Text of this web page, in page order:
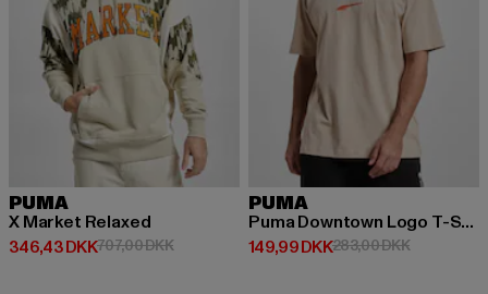
PUMA
X Market Relaxed
346,43 DKK
Nuværende pris: 346,43 DKK
707,00 DKKKampagnepris: 707,00 DKK
PUMA
Puma Downtown Logo T-Shirt
149,99 DKK
Nuværende pris: 149,99 DKK
283,00 DKK